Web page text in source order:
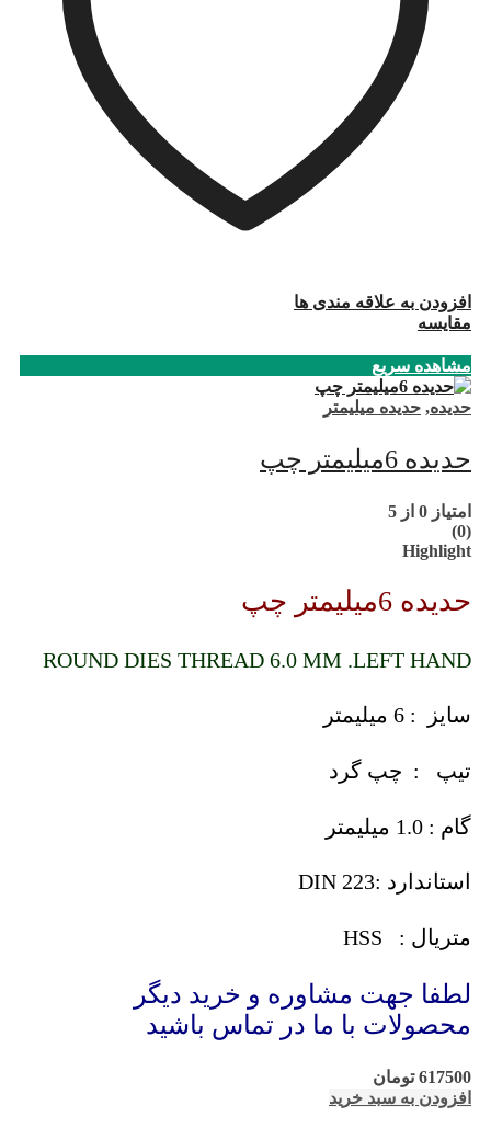
افزودن به علاقه مندی ها
مقایسه
مشاهده سریع
حدیده, حدیده میلیمتر
حدیده 6میلیمتر چپ
امتیاز 0 از 5
(0)
Highlight
حدیده 6میلیمتر چپ
ROUND DIES THREAD 6.0 MM .LEFT HAND
سایز : 6 میلیمتر
تیپ : چپ گرد
گام : 1.0 میلیمتر
استاندارد :DIN 223
متریال : HSS
لطفا جهت مشاوره و خرید دیگر
محصولات با ما در تماس باشید
617500 تومان
افزودن به سبد خرید